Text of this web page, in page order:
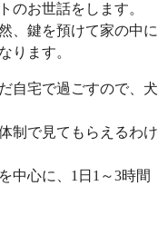
のお世話をします。
、鍵を預けて家の中に
ります。
自宅で過ごすので、犬
制で見てもらえるわけ
中心に、1日1～3時間